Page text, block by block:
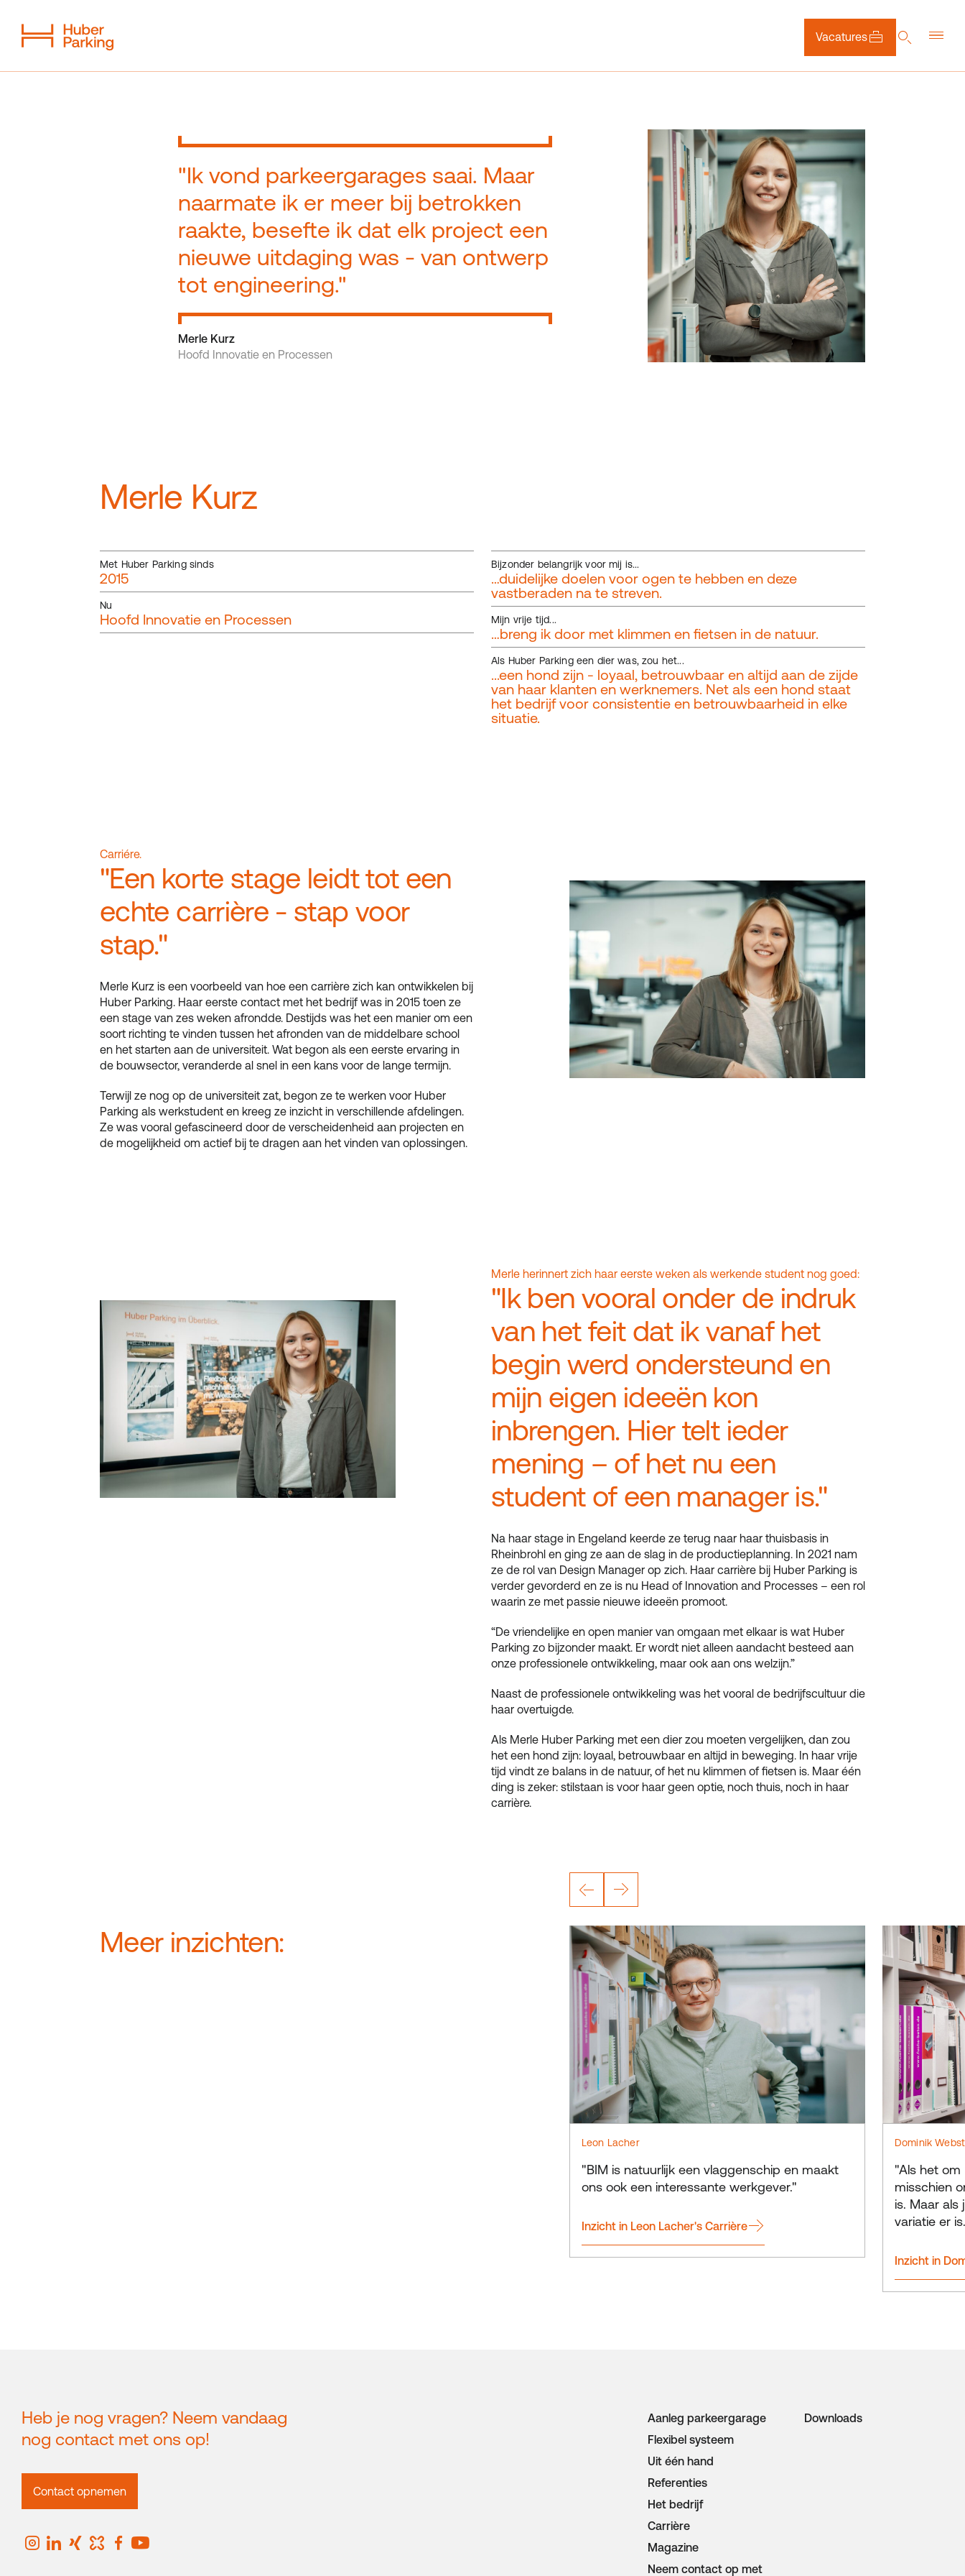
Duurzaamheid Digitale parkeergarage Referenties Het bedrijf Carrière
Vacatures
Downloads
"Ik vond parkeergarages saai. Maar
naarmate ik er meer bij betrokken
raakte, besefte ik dat elk project een
nieuwe uitdaging was - van ontwerp
tot engineering."
Merle Kurz
Hoofd Innovatie en Processen
Merle Kurz
Met Huber Parking sinds
2015
Nu
Hoofd Innovatie en Processen
Bijzonder belangrijk voor mij is...
…duidelijke doelen voor ogen te hebben en deze
vastberaden na te streven.
Mijn vrije tijd...
…breng ik door met klimmen en fietsen in de natuur.
Als Huber Parking een dier was, zou het...
...een hond zijn - loyaal, betrouwbaar en altijd aan de zijde
van haar klanten en werknemers. Net als een hond staat
het bedrijf voor consistentie en betrouwbaarheid in elke
situatie.
Carriére.
"Een korte stage leidt tot een
echte carrière - stap voor
stap."
Merle Kurz is een voorbeeld van hoe een carrière zich kan ontwikkelen bij
Huber Parking. Haar eerste contact met het bedrijf was in 2015 toen ze
een stage van zes weken afrondde. Destijds was het een manier om een
​​soort richting te vinden tussen het afronden van de middelbare school
en het starten aan de universiteit. Wat begon als een eerste ervaring in
de bouwsector, veranderde al snel in een kans voor de lange termijn.
Terwijl ze nog op de universiteit zat, begon ze te werken voor Huber
Parking als werkstudent en kreeg ze inzicht in verschillende afdelingen.
Ze was vooral gefascineerd door de verscheidenheid aan projecten en
de mogelijkheid om actief bij te dragen aan het vinden van oplossingen.
Merle herinnert zich haar eerste weken als werkende student nog goed:
"Ik ben vooral onder de indruk
van het feit dat ik vanaf het
begin werd ondersteund en
mijn eigen ideeën kon
inbrengen. Hier telt ieder
mening – of het nu een
student of een manager is."
Na haar stage in Engeland keerde ze terug naar haar thuisbasis in
Rheinbrohl en ging ze aan de slag in de productieplanning. In 2021 nam
ze de rol van Design Manager op zich. Haar carrière bij Huber Parking is
verder gevorderd en ze is nu Head of Innovation and Processes – een rol
waarin ze met passie nieuwe ideeën promoot.
“De vriendelijke en open manier van omgaan met elkaar is wat Huber
Parking zo bijzonder maakt. Er wordt niet alleen aandacht besteed aan
onze professionele ontwikkeling, maar ook aan ons welzijn.”
Naast de professionele ontwikkeling was het vooral de bedrijfscultuur die
haar overtuigde.
Als Merle Huber Parking met een dier zou moeten vergelijken, dan zou
het een hond zijn: loyaal, betrouwbaar en altijd in beweging. In haar vrije
tijd vindt ze balans in de natuur, of het nu klimmen of fietsen is. Maar één
ding is zeker: stilstaan ​​is voor haar geen optie, noch thuis, noch in haar
carrière.
Meer inzichten:
Leon Lacher
"BIM is natuurlijk een vlaggenschip en maakt
ons ook een interessante werkgever."
Inzicht in Leon Lacher's Carrière
Dominik
"Als het
misschien
is. Maar als
variatie er
Inzicht in
Heb je nog vragen? Neem vandaag
nog contact met ons op!
Contact opnemen
Aanleg parkeergarage
Flexibel systeem
Uit één hand
Referenties
Het bedrijf
Carrière
Magazine
Neem contact op met
Downloads